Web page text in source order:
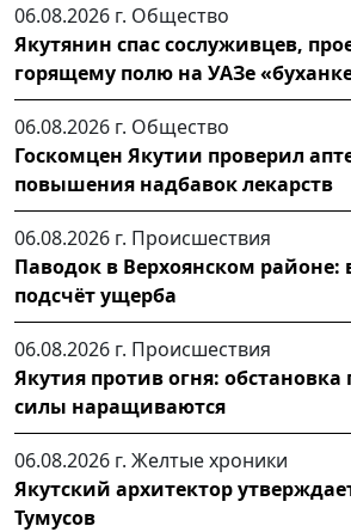
06.08.2026 г. Общество
Якутянин спас сослуживцев,
горящему полю на УАЗе
06.08.2026 г. Общество
Госкомцен Якутии проверил
повышения надбавок лекарств
06.08.2026 г. Происшествия
Паводок в Верхоянском районе:
подсчёт ущерба
06.08.2026 г. Происшествия
Якутия против огня:
силы наращиваются
06.08.2026 г. Желтые хроники
Якутский архитектор
Тумусов